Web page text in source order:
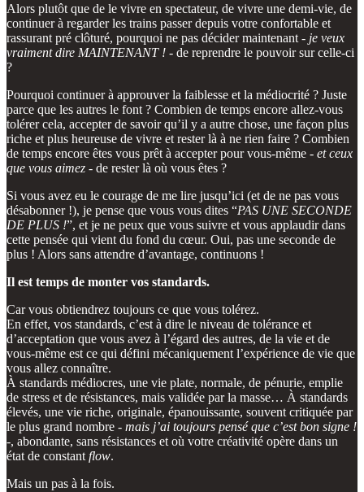
Alors plutôt que de le vivre en spectateur, de vivre une demi-vie, de
continuer à regarder les trains passer depuis votre confortable et
rassurant pré clôturé, pourquoi ne pas décider maintenant - je veux
vraiment dire MAINTENANT ! - de reprendre le pouvoir sur celle-ci
?
Pourquoi continuer à approuver la faiblesse et la médiocrité ? Juste
parce que les autres le font ? Combien de temps encore allez-vous
tolérer cela, accepter de savoir qu’il y a autre chose, une façon plus
riche et plus heureuse de vivre et rester là à ne rien faire ? Combien
de temps encore êtes vous prêt à accepter pour vous-même - et ceux
que vous aimez - de rester là où vous êtes ?
Si vous avez eu le courage de me lire jusqu’ici (et de ne pas vous
désabonner !), je pense que vous vous dites “PAS UNE SECONDE
DE PLUS !”, et je ne peux que vous suivre et vous applaudir dans
cette pensée qui vient du fond du cœur. Oui, pas une seconde de
plus ! Alors sans attendre d’avantage, continuons !
Il est temps de monter vos standards.
Car vous obtiendrez toujours ce que vous tolérez.
En effet, vos standards, c’est à dire le niveau de tolérance et
d’acceptation que vous avez à l’égard des autres, de la vie et de
vous-même est ce qui défini mécaniquement l’expérience de vie que
vous allez connaître.
À standards médiocres, une vie plate, normale, de pénurie, emplie
de stress et de résistances, mais validée par la masse… À standards
élevés, une vie riche, originale, épanouissante, souvent critiquée par
le plus grand nombre - mais j’ai toujours pensé que c’est bon signe !
-, abondante, sans résistances et où votre créativité opère dans un
état de constant flow.
Mais un pas à la fois.